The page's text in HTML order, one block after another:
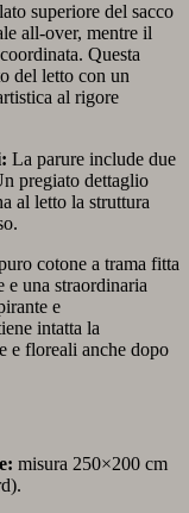
superiore del sacco
all-over, mentre il
Questa
del letto con un
al rigore
La parure include due
pregiato dettaglio
al letto la struttura
cotone a trama fitta
e una straordinaria
e
intatta la
e floreali anche dopo
misura 250×200 cm